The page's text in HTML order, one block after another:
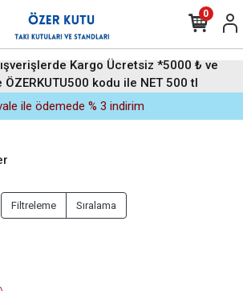
Kargo Ücretsiz *5000 ₺ ve
kodu ile NET 500 tl
ile ödemede % 3 indirim
0
Filtreleme Sıralama